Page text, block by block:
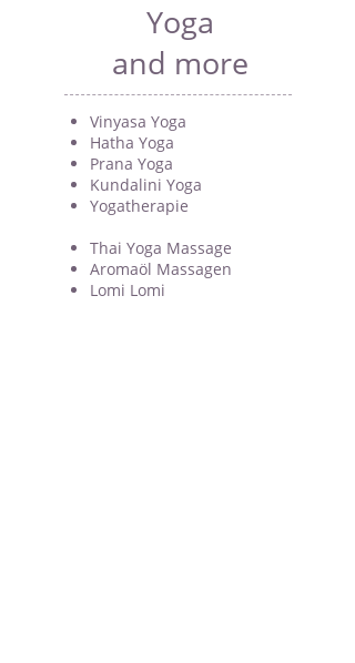
Yoga
and more
Vinyasa Yoga
Hatha Yoga
Prana Yoga
Kundalini Yoga
Yogatherapie
Thai Yoga Massage
Aromaöl Massagen
Lomi Lomi